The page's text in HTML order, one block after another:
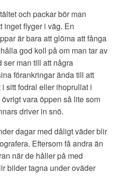
och packar bör man
inget flyger i väg. En
är bara att glöma att fånga
god koll på om man tar av
ser man till att några
förankringar ända till att
sitt fodral eller ihoprullat i
vara öppen så lite som
driver in snö.
dagar med dåligt väder blir
Eftersom få andra än
när de håller på med
bilder tagna under oväder